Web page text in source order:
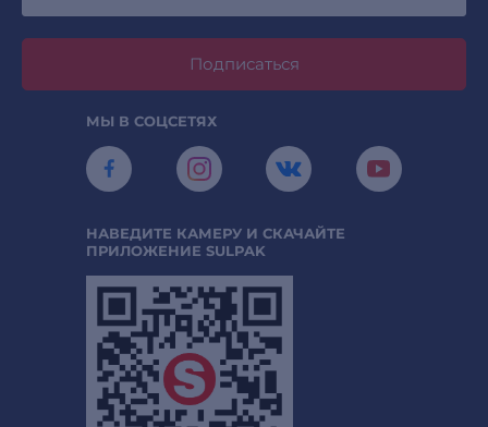
Подписаться
МЫ В СОЦСЕТЯХ
НАВЕДИТЕ КАМЕРУ И СКАЧАЙТЕ
ПРИЛОЖЕНИЕ SULPAK